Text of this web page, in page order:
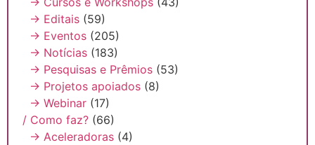
→ Editais (59)
→ Eventos (205)
→ Notícias (183)
→ Pesquisas e Prêmios (53)
→ Projetos apoiados (8)
→ Webinar (17)
/ Como faz? (66)
→ Aceleradoras (4)